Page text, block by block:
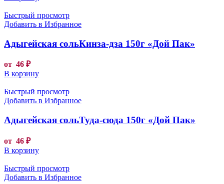
Быстрый просмотр
Добавить в Избранное
Адыгейская сольКинза-дза 150г «Дой Пак»
от 46 ₽
В корзину
Быстрый просмотр
Добавить в Избранное
Адыгейская сольТуда-сюда 150г «Дой Пак»
от 46 ₽
В корзину
Быстрый просмотр
Добавить в Избранное